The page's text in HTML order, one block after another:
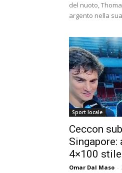
del nuoto,
argento nella
Sport locale
Ceccon
4×100
Omar Dal Maso -